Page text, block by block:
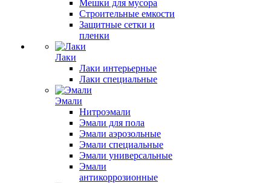
Мешки для мусора
Строительные емкости
Защитные сетки и
пленки
Лаки
Лаки интерьерные
Лаки специальные
Эмали
Нитроэмали
Эмали для пола
Эмали аэрозольные
Эмали специальные
Эмали универсальные
Эмали
антикоррозионные